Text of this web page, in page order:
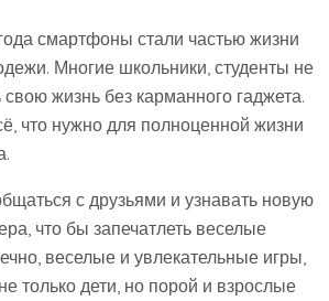
смартфоны стали частью жизни
Многие школьники, студенты не
свою жизнь без карманного гаджета.
что нужно для полноценной жизни
с друзьями и узнавать новую
что бы запечатлеть веселые
веселые и увлекательные игры,
только дети, но порой и взрослые